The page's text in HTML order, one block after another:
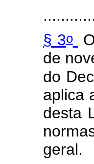
§ 3o
de
do
aplica
desta
geral.